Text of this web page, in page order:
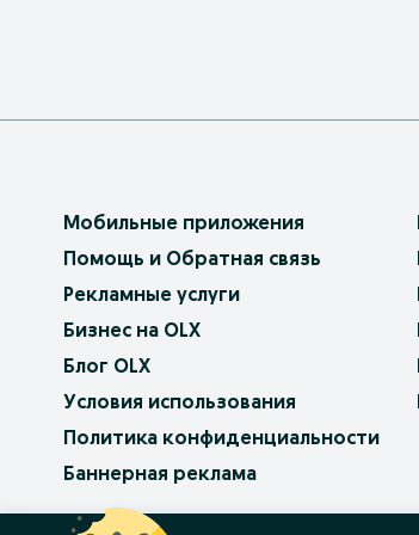
Мобильные приложения
Помощь и Обратная связь
Рекламные услуги
Бизнес на OLX
Блог OLX
Условия использования
Политика конфиденциальности
Баннерная реклама